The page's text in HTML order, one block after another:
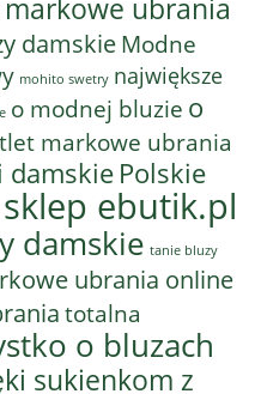
markowe ubrania
damskie Modne
mohito swetry największe
o modnej bluzie o
markowe ubrania
damskie Polskie
sklep ebutik.pl
damskie tanie bluzy
ubrania online
totalna
o bluzach
sukienkom z